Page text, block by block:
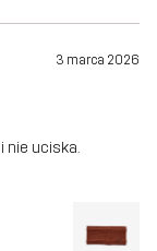
3 marca 2026
nie uciska.